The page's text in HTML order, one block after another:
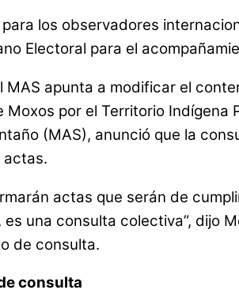
los observadores
Electoral para el
MAS apunta a modificar el
por el Territorio
(MAS), anunció que la
actas.
actas que serán de
una consulta colectiva”, dijo
de consulta.
consulta